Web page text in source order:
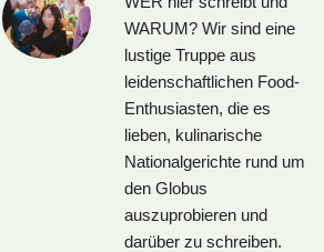
WARUM?Wir sind eine
lustige Truppe aus
leidenschaftlichen Food-
Enthusiasten, die es
lieben, kulinarische
Nationalgerichte rund um
den Globus
auszuprobieren und
darüber zu schreiben.